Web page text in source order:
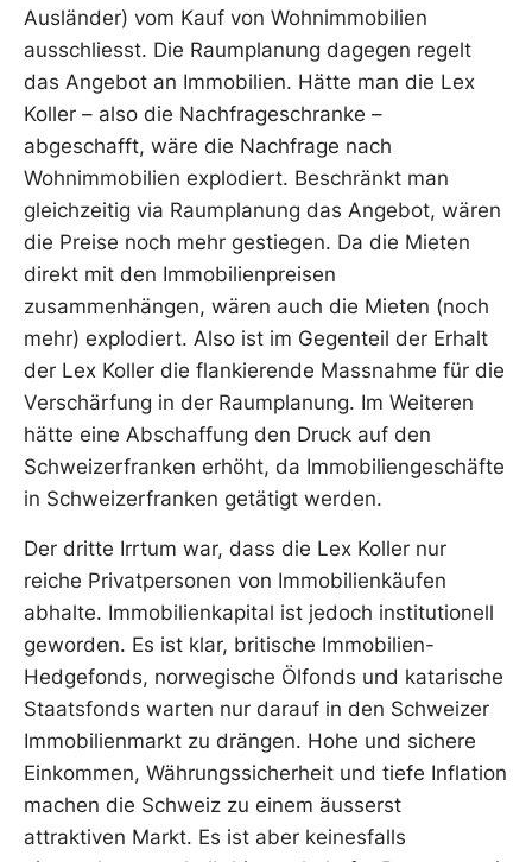
Ausländer) vom Kauf von Wohnimmobilien
ausschliesst. Die Raumplanung dagegen regelt
das Angebot an Immobilien. Hätte man die Lex
Koller – also die Nachfrageschranke –
abgeschafft, wäre die Nachfrage nach
Wohnimmobilien explodiert. Beschränkt man
gleichzeitig via Raumplanung das Angebot, wären
die Preise noch mehr gestiegen. Da die Mieten
direkt mit den Immobilienpreisen
zusammenhängen, wären auch die Mieten (noch
mehr) explodiert. Also ist im Gegenteil der Erhalt
der Lex Koller die flankierende Massnahme für die
Verschärfung in der Raumplanung. Im Weiteren
hätte eine Abschaffung den Druck auf den
Schweizerfranken erhöht, da Immobiliengeschäfte
in Schweizerfranken getätigt werden.
Der dritte Irrtum war, dass die Lex Koller nur
reiche Privatpersonen von Immobilienkäufen
abhalte. Immobilienkapital ist jedoch institutionell
geworden. Es ist klar, britische Immobilien-
Hedgefonds, norwegische Ölfonds und katarische
Staatsfonds warten nur darauf in den Schweizer
Immobilienmarkt zu drängen. Hohe und sichere
Einkommen, Währungssicherheit und tiefe Inflation
machen die Schweiz zu einem äusserst
attraktiven Markt. Es ist aber keinesfalls